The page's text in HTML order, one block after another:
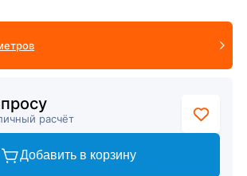
расчёт
Добавить в корзину